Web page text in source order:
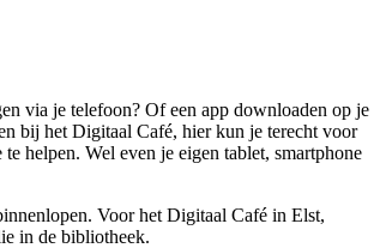
via je telefoon? Of een app downloaden op je
bij het Digitaal Café, hier kun je terecht voor
helpen. Wel even je eigen tablet, smartphone
Voor het Digitaal Café in Elst,
in de bibliotheek.